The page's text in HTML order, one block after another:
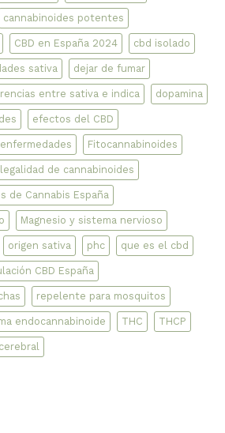
cannabinoides potentes
CBD en España 2024 cbd isolado
sativa dejar de fumar
entre sativa e indica dopamina
efectos del CBD
enfermedades Fitocannabinoides
legalidad de cannabinoides
de Cannabis España
Magnesio y sistema nervioso
origen sativa phc que es el cbd
CBD España
repelente para mosquitos
endocannabinoide THC THCP